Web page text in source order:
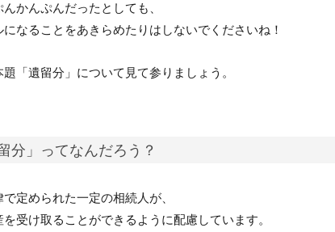
かんぷんだったとしても、
なることをあきらめたりはしないでくださいね！
「遺留分」について見て参りましょう。
分」ってなんだろう？
定められた一定の相続人が、
受け取ることができるように配慮しています。